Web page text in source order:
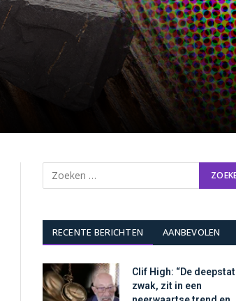
RECENTE BERICHTEN AANBEVOLEN
Clif High: “De
zwak, zit in een